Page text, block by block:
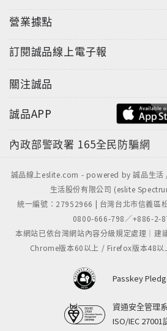
營業據點
訂閱誠品線上電子報
關注誠品
誠品APP
內政部警政署 165全民防騙網
誠品線上eslite.com - powered by 誠品生活
生活股份有限公司 (eslite
統一編號：27952966 | 台灣台北市信義區
0800-666-798／+886-2-
本網站已依台灣網站內容分級規定處理｜建
Chrome版本60以上 / Firefox版本48
Passkey
資通安全管理
ISO/IEC 27001